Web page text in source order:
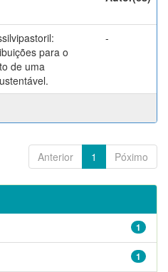
para o
de uma
-
Anterior 1 Póximo
1
1